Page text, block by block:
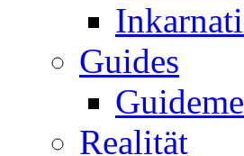
Guides
Realität